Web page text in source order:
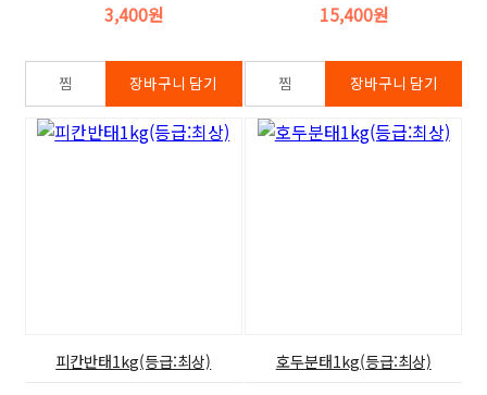
3,400원
15,400원
피칸반태1kg(등급:최상) 호두분태1kg(등급:최상)